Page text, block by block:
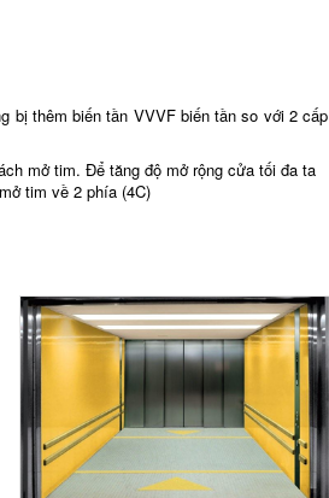
bị thêm biến tần VVVF biến tần so với 2 cấp
mở tim. Để tăng độ mở rộng cửa tối đa ta
tim về 2 phía (4C)